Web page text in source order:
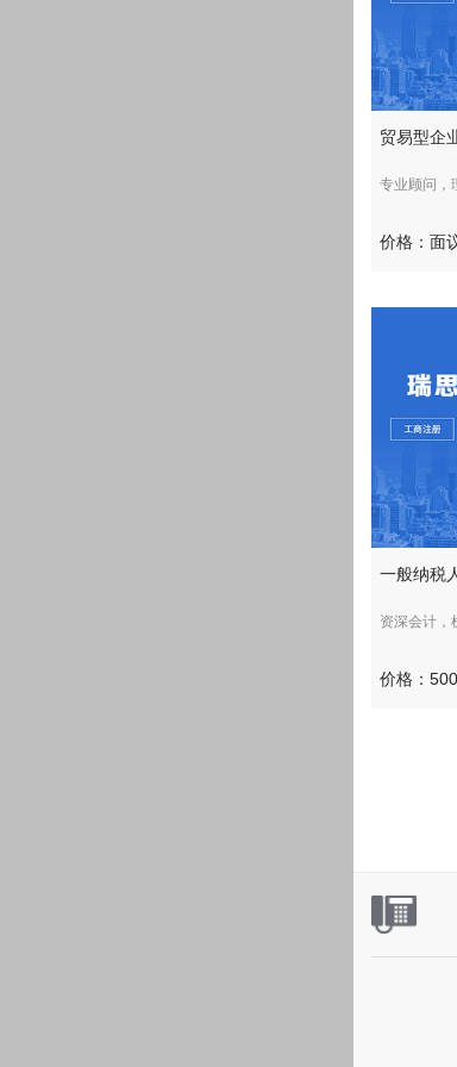
贸易型企
专业顾问，
价格：面
一般纳税
资深会计，
价格：